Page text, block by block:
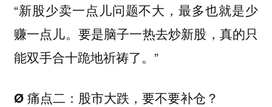
“新股少卖一点儿问题不大，最多也就是少
赚一点儿。要是脑子一热去炒新股，真的只
能双手合十跪地祈祷了。”
Ø 痛点二：股市大跌，要不要补仓？